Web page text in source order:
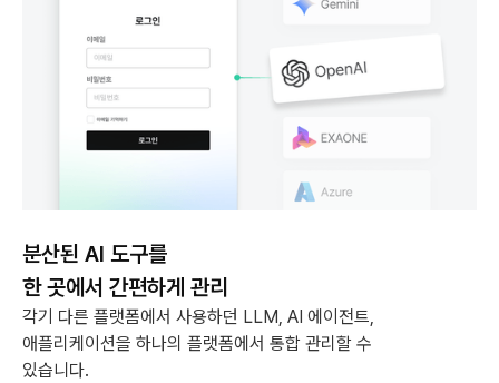
분산된 AI 도구를
한 곳에서 간편하게 관리
각기 다른 플랫폼에서 사용하던 LLM, AI 에이전트,
애플리케이션을 하나의 플랫폼에서 통합 관리할 수
있습니다.